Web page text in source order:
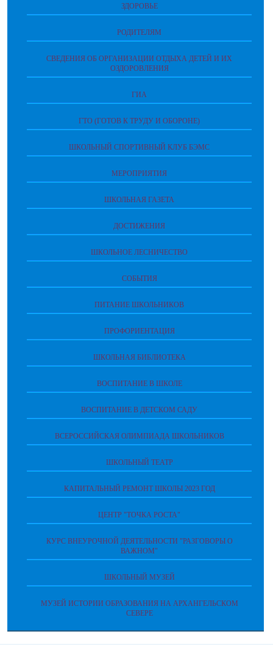
ЗДОРОВЬЕ
РОДИТЕЛЯМ
СВЕДЕНИЯ ОБ ОРГАНИЗАЦИИ ОТДЫХА ДЕТЕЙ И ИХ
ОЗДОРОВЛЕНИЯ
ГИА
ГТО (ГОТОВ К ТРУДУ И ОБОРОНЕ)
ШКОЛЬНЫЙ СПОРТИВНЫЙ КЛУБ БЭМС
МЕРОПРИЯТИЯ
ШКОЛЬНАЯ ГАЗЕТА
ДОСТИЖЕНИЯ
ШКОЛЬНОЕ ЛЕСНИЧЕСТВО
СОБЫТИЯ
ПИТАНИЕ ШКОЛЬНИКОВ
ПРОФОРИЕНТАЦИЯ
ШКОЛЬНАЯ БИБЛИОТЕКА
ВОСПИТАНИЕ В ШКОЛЕ
ВОСПИТАНИЕ В ДЕТСКОМ САДУ
ВСЕРОССИЙСКАЯ ОЛИМПИАДА ШКОЛЬНИКОВ
ШКОЛЬНЫЙ ТЕАТР
КАПИТАЛЬНЫЙ РЕМОНТ ШКОЛЫ 2023 ГОД
ЦЕНТР "ТОЧКА РОСТА"
КУРС ВНЕУРОЧНОЙ ДЕЯТЕЛЬНОСТИ "РАЗГОВОРЫ О
ВАЖНОМ"
ШКОЛЬНЫЙ МУЗЕЙ
МУЗЕЙ ИСТОРИИ ОБРАЗОВАНИЯ НА АРХАНГЕЛЬСКОМ
СЕВЕРЕ